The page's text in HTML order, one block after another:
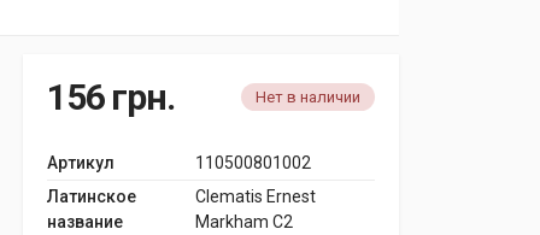
156 грн. Нет в наличии
Артикул
110500801002
Латинское
название
Clematis Ernest
Markham C2